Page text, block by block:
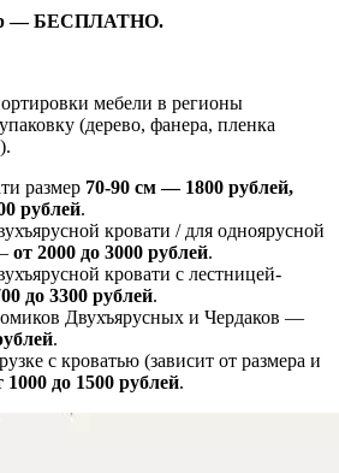
— БЕСПЛАТНО.
мебели в регионы
(дерево, фанера, пленка
размер 70-90 см — 1800 рублей,
рублей.
кровати / для одноярусной
от 2000 до 3000 рублей.
кровати с лестницей-
до 3300 рублей.
Двухъярусных и Чердаков —
.
с кроватью (зависит от размера и
1000 до 1500 рублей.